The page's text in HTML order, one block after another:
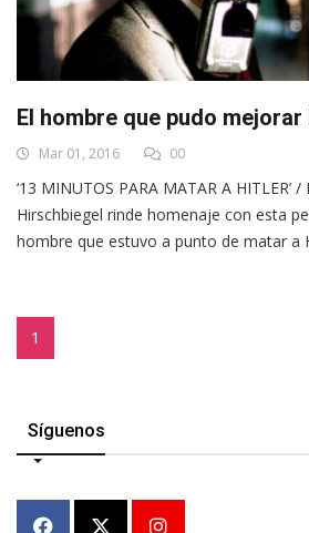
El hombre que pudo
Mar 01, 2016 00
‘13 MINUTOS PARA MATAR A HITLER’
Hirschbiegel rinde homenaje con esta
hombre que estuvo a punto de matar a
1
Síguenos